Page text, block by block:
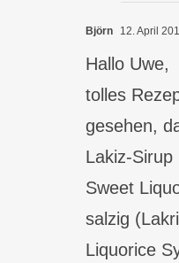
Björn 12. April
Hallo Uwe,
tolles
gesehen,
Lakiz-
Sweet
salzig
Liquorice